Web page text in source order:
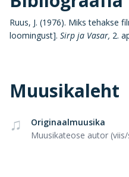
Ruus, J. (1976). Miks tehakse
loomingust]. Sirp ja Vasar, 2.
Muusikaleht
Originaalmuusika
Muusikateose autor